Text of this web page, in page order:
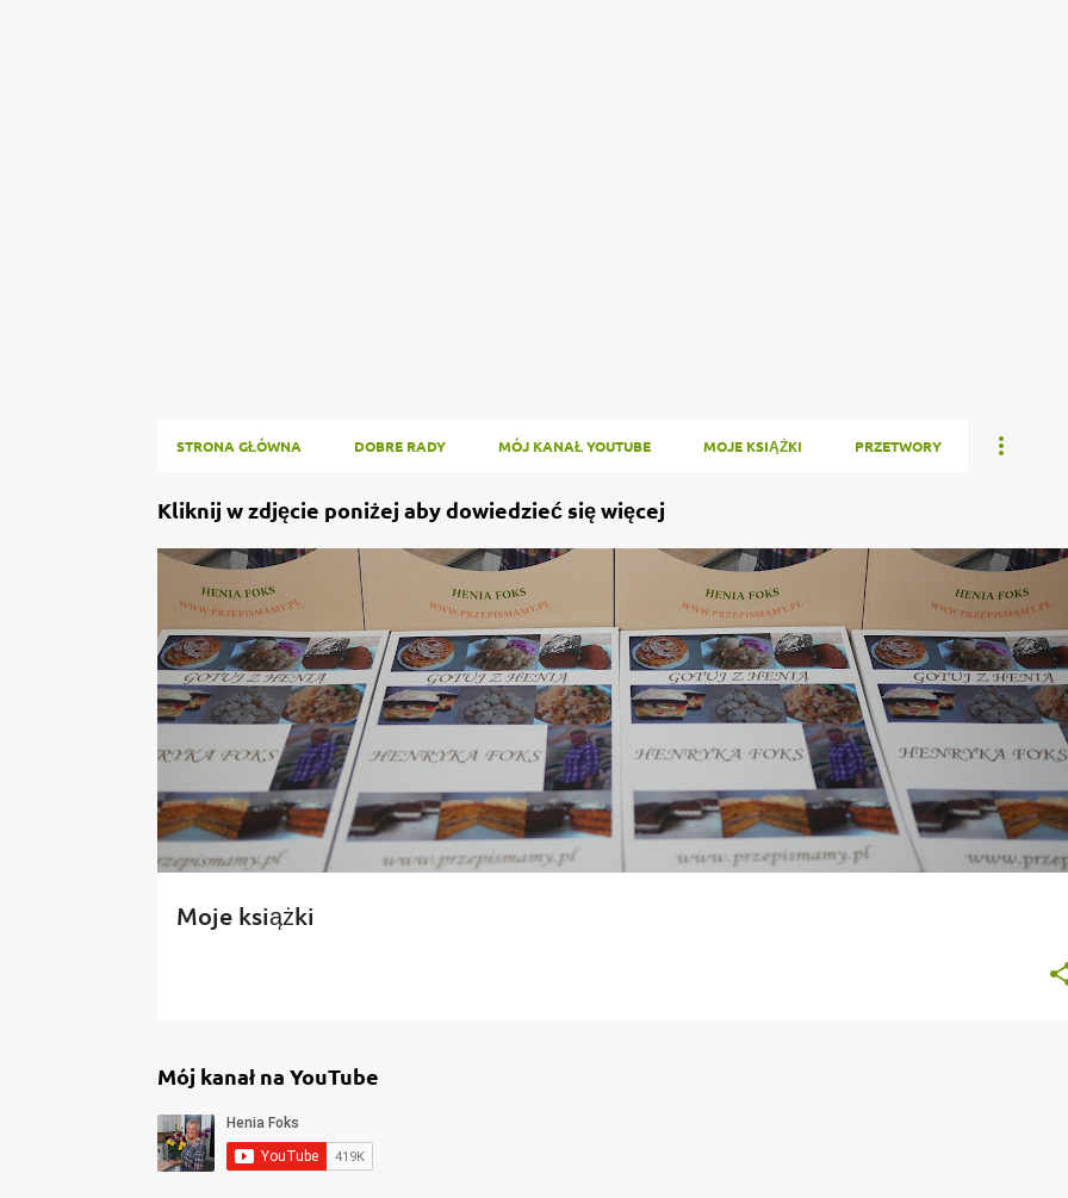
STRONA GŁÓWNA DOBRE RADY MÓJ KANAŁ YOUTUBE MOJE KSIĄŻKI PRZETWORY
P
o
t
y
Kliknij w zdjęcie poniżej aby dowiedzieć się więcej
Moje książki
Mój kanał na YouTube